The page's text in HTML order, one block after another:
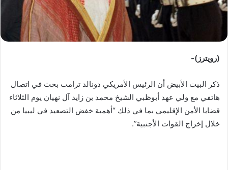
إ
ل
ت
ي
(رويترز)-
ذكر البيت الأبيض أن الرئيس الأمريكي دونالد ترامب بحث في اتصال
هاتفي مع ولي عهد أبوظبي الشيخ محمد بن زايد آل نهيان يوم الثلاثاء
قضايا الأمن الإقليمي بما في ذلك “أهمية خفض التصعيد في ليبيا من
خلال إخراج القوات الأجنبية”.